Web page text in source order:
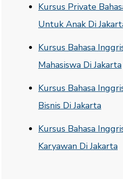
Kursus Private
Untuk Anak Di
Kursus Bahasa
Mahasiswa Di Jakarta
Kursus Bahasa
Bisnis Di Jakarta
Kursus Bahasa
Karyawan Di Jakarta